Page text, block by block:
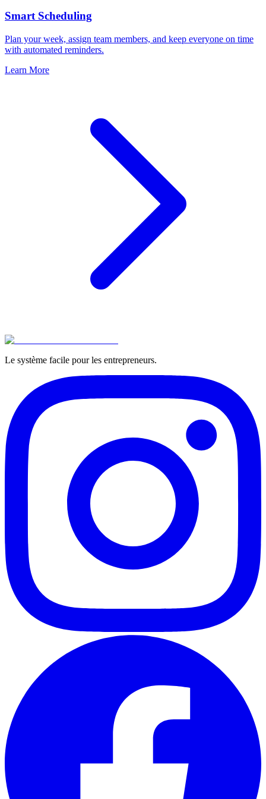
Smart Scheduling
Plan your week, assign team members, and keep everyone on time
with automated reminders.
Learn More
Le système facile pour les entrepreneurs.